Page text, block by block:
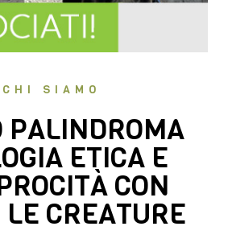
CHI SIAMO
PALINDROMA
ETICA E
CON
CREATURE